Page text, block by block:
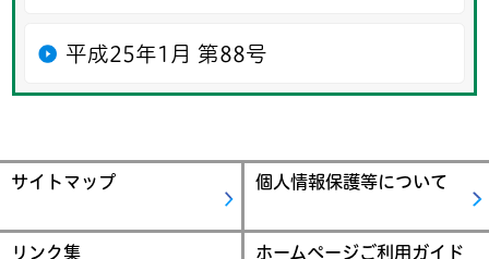
平成25年1月 第88号
サイトマップ 個人情報保護等について
リンク集 ホームページご利用ガイド